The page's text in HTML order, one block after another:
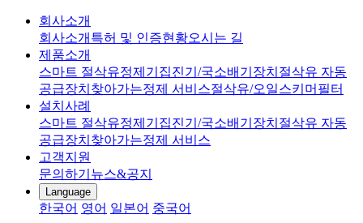
회사소개
회사소개 특허 및 인증현황오시는 길
제품소개
스마트 절삭유정제기 집진기/국소배기장치 절삭유 자동
공급장치 찾아가는정제 서비스절삭유/오일스키머 필터
설치사례
스마트 절삭유정제기 집진기/국소배기장치 절삭유 자동
공급장치 찾아가는정제 서비스
고객지원
문의하기 뉴스&공지
Language
한국어 영어 일본어 중국어